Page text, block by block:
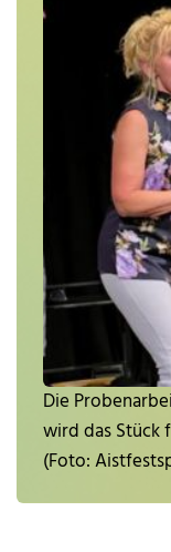
Die
wird das Stück
(Foto: